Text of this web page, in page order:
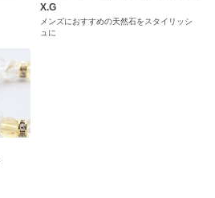
X.G
メンズにおすすめの天然石をスタイリッシ
ュに